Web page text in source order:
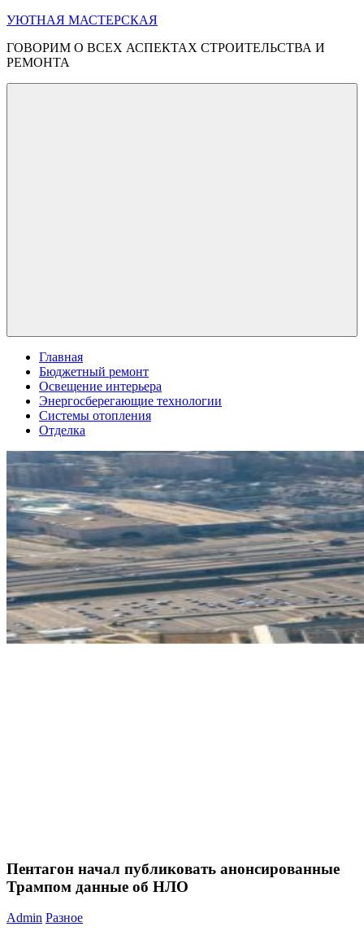
Перейти
содержимому
УЮТНАЯ МАСТЕРСКАЯ
ГОВОРИМ О ВСЕХ АСПЕКТАХ СТРОИТЕЛЬСТВА И
РЕМОНТА
Главная
Бюджетный ремонт
Освещение интерьера
Энергосберегающие технологии
Системы отопления
Отделка
Пентагон начал публиковать анонсированные
Трампом данные об НЛО
Admin Разное